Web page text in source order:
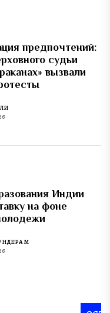
предпочтений:
судьи
вызвали
Индии
на фоне